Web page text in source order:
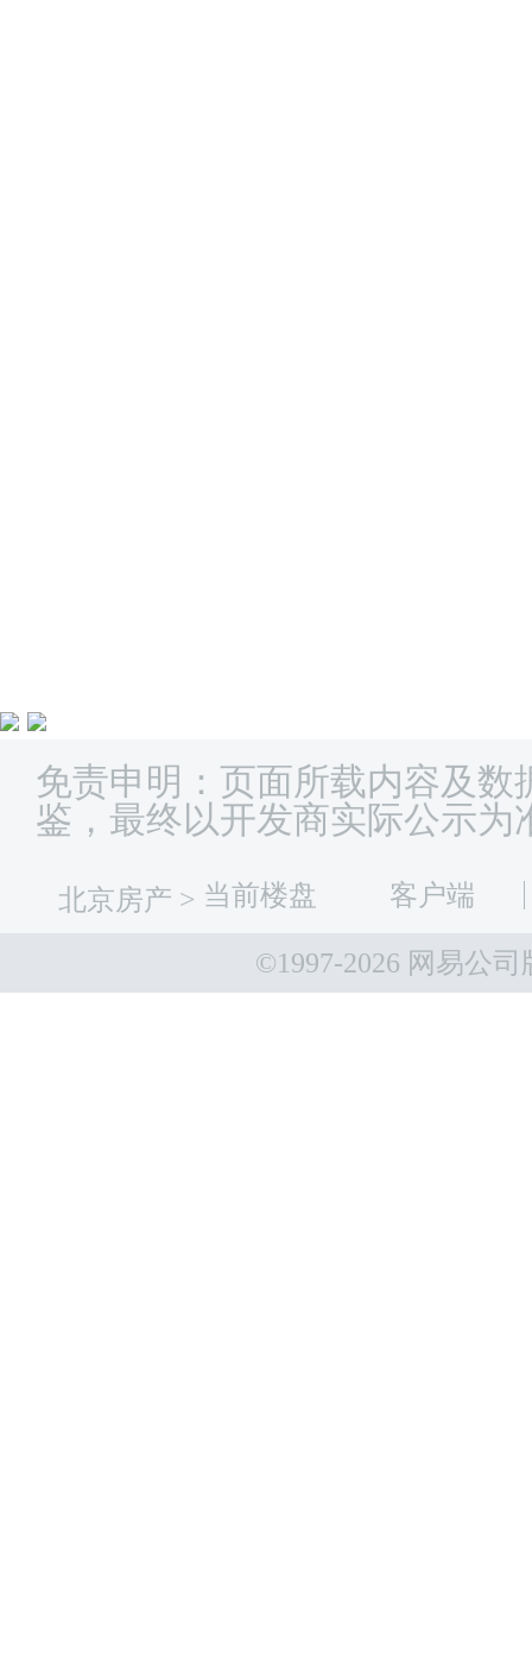
免责申明：页面所载内容及数
鉴，最终以开发商实际公示为
北京房产 > 当前楼盘 客户端
©1997-2026 网易公